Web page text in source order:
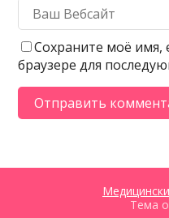
Сохраните моё имя,
браузере для
Тема